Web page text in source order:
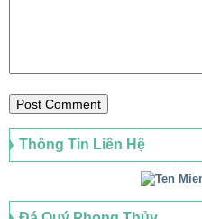
Thông Tin Liên Hệ